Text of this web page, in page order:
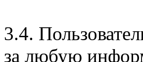
3.4.
за любую